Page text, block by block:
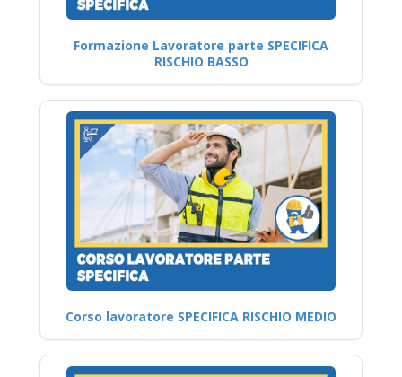
Formazione Lavoratore parte SPECIFICA
RISCHIO BASSO
Corso lavoratore SPECIFICA RISCHIO MEDIO